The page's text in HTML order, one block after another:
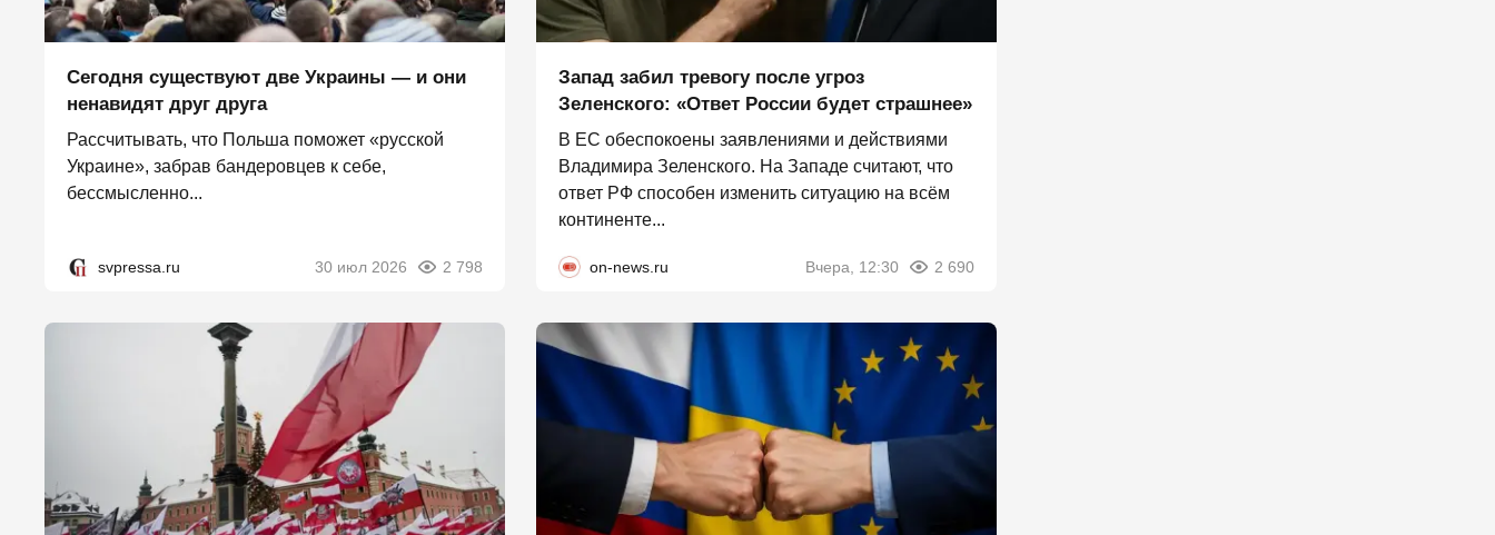
Сегодня существуют две Украины — и они
ненавидят друг друга
Рассчитывать, что Польша поможет «русской
Украине», забрав бандеровцев к себе,
бессмысленно...
svpressa.ru 30 июл 2026 2 798
Запад забил тревогу после угроз
Зеленского: «Ответ России будет страшнее»
В ЕС обеспокоены заявлениями и действиями
Владимира Зеленского. На Западе считают, что
ответ РФ способен изменить ситуацию на всём
континенте...
on-news.ru Вчера, 12:30 2 690